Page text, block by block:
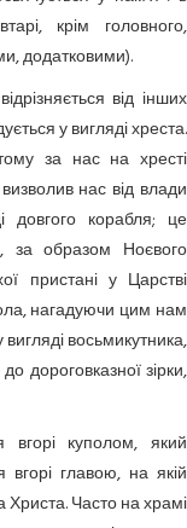
крім головного,
додатковими).
від інших
у вигляді хреста.
за нас на хресті
нас від влади
довгого корабля; це
за образом Ноєвого
пристані у Царстві
нагадуючи цим нам
восьмикутника,
дороговказної зірки,
вгорі куполом, який
главою, на якій
Христа. Часто на храмі